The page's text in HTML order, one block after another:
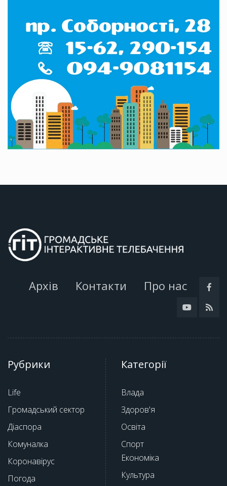
Архів Контакти Про нас
Рубрики
Life
Громадський сектор
Діаспора
Комуналка
Коронавірус
Погода
Категорії
Влада
Здоров'я
Освіта
Спорт
Економіка
Культура